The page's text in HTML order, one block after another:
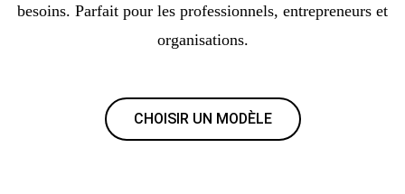
besoins. Parfait pour les professionnels, entrepreneurs et
organisations.
CHOISIR UN MODÈLE